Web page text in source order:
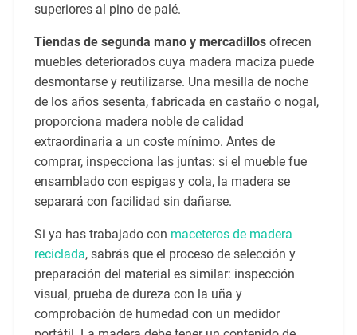
superiores al pino de palé.
Tiendas de segunda mano y mercadillosofrecen
muebles deteriorados cuya madera maciza puede
desmontarse y reutilizarse. Una mesilla de noche
de los años sesenta, fabricada en castaño o nogal,
proporciona madera noble de calidad
extraordinaria a un coste mínimo. Antes de
comprar, inspecciona las juntas: si el mueble fue
ensamblado con espigas y cola, la madera se
separará con facilidad sin dañarse.
Si ya has trabajado con maceteros de madera
reciclada, sabrás que el proceso de selección y
preparación del material es similar: inspección
visual, prueba de dureza con la uña y
comprobación de humedad con un medidor